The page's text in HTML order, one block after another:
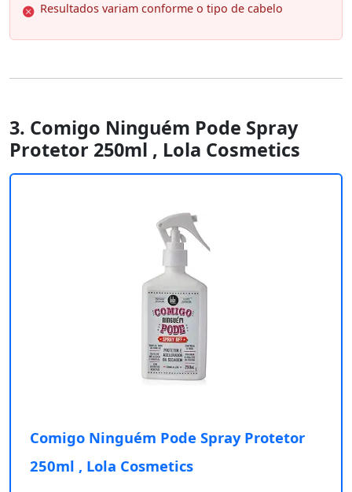
Resultados variam conforme o tipo de cabelo
3. Comigo Ninguém Pode Spray
Protetor 250ml , Lola Cosmetics
Comigo Ninguém Pode Spray Protetor
250ml , Lola Cosmetics